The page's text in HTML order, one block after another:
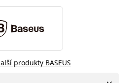
produkty BASEUS